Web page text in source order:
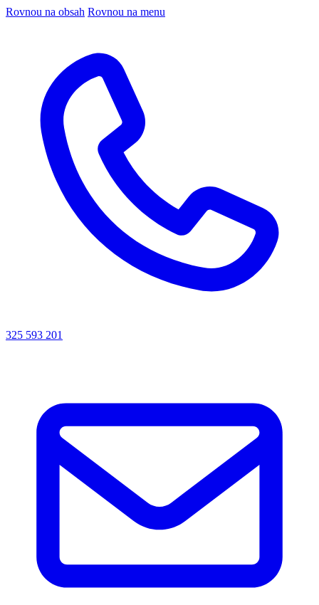
Rovnou na obsah Rovnou na menu
325 593 201